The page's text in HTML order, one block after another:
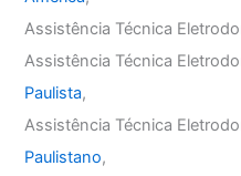
Assistência Técnica
Assistência Técnica
Paulista,
Assistência Técnica
Paulistano,